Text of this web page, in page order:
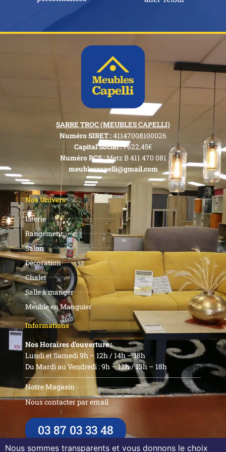
SARRE TROC (MEUBLES CAPELLI)
Numéro SIRET :41147008100026
Capital Social :7622,45€
Numéro RCS :Metz B 411 470 081
meublescapelli@gmail.com
Nos Univers
Literie
Rangement
Salon
Décoration
Chalet
Salle à manger
Meuble en Manguier
Informations
Nos Horaires d’ouverture :
Lundi et Samedi 9h – 12h / 14h – 18h
Du Mardi au Vendredi : 9h – 12h / 13h – 18h
Notre Magasin
Nous contacter par email
03 87 03 33 48
Nous sommes transparents et vous donnons le choix